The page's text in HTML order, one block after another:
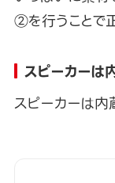
②を行うことで
スピーカーは
スピーカーは内